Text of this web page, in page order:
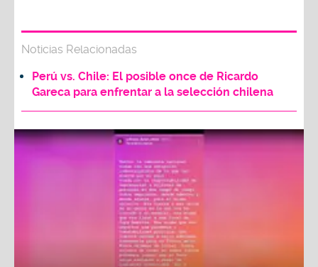
Noticias Relacionadas
Perú vs. Chile: El posible once de Ricardo
Gareca para enfrentar a la selección chilena